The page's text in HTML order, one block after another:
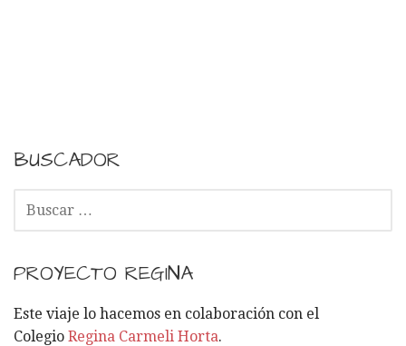
BUSCADOR
C
R
:
PROYECTO REGINA
Este viaje lo hacemos en colaboración con el
Colegio Regina Carmeli Horta.